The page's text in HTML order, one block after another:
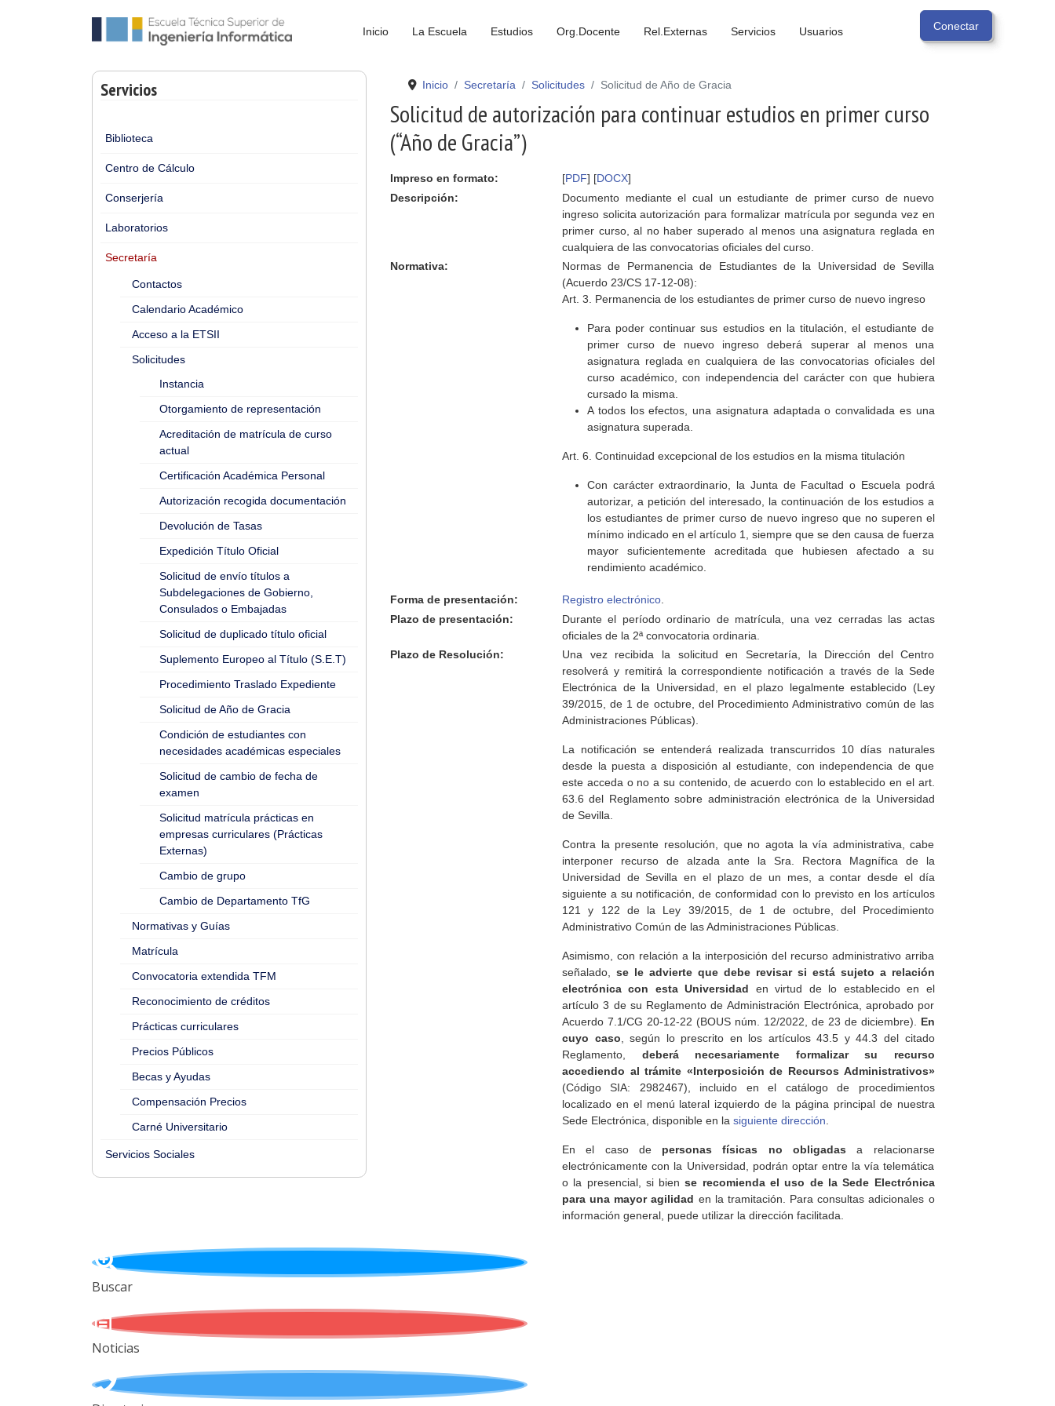
Inicio La Escuela Estudios Org.Docente Rel.Externas Servicios Usuarios
Servicios
Biblioteca
Centro de Cálculo
Conserjería
Laboratorios
Secretaría
Contactos
Calendario Académico
Acceso a la ETSII
Solicitudes
Instancia
Otorgamiento de representación
Acreditación de matrícula de curso
actual
Certificación Académica Personal
Autorización recogida documentación
Devolución de Tasas
Expedición Título Oficial
Solicitud de envío títulos a
Subdelegaciones de Gobierno,
Consulados o Embajadas
Solicitud de duplicado título oficial
Suplemento Europeo al Título (S.E.T)
Procedimiento Traslado Expediente
Solicitud de Año de Gracia
Condición de estudiantes con
necesidades académicas especiales
Solicitud de cambio de fecha de
examen
Solicitud matrícula prácticas en
empresas curriculares (Prácticas
Externas)
Cambio de grupo
Cambio de Departamento TfG
Normativas y Guías
Matrícula
Convocatoria extendida TFM
Reconocimiento de créditos
Prácticas curriculares
Precios Públicos
Becas y Ayudas
Compensación Precios
Carné Universitario
Servicios Sociales
Inicio Secretaría Solicitudes Solicitud de Año de Gracia
Solicitud de autorización para continuar estudios en primer curso
(“Año de Gracia”)
Impreso en formato: [PDF] [DOCX]
Descripción:
Documento mediante el cual un estudiante de primer curso de nuevo
ingreso solicita autorización para formalizar matrícula por segunda vez en
primer curso, al no haber superado al menos una asignatura reglada en
cualquiera de las convocatorias oficiales del curso.
Normativa:
Normas de Permanencia de Estudiantes de la Universidad de Sevilla
(Acuerdo 23/CS 17-12-08):
Art. 3. Permanencia de los estudiantes de primer curso de nuevo ingreso
Para poder continuar sus estudios en la titulación, el estudiante de
primer curso de nuevo ingreso deberá superar al menos una
asignatura reglada en cualquiera de las convocatorias oficiales del
curso académico, con independencia del carácter con que hubiera
cursado la misma.
A todos los efectos, una asignatura adaptada o convalidada es una
asignatura superada.
Art. 6. Continuidad excepcional de los estudios en la misma titulación
Con carácter extraordinario, la Junta de Facultad o Escuela podrá
autorizar, a petición del interesado, la continuación de los estudios a
los estudiantes de primer curso de nuevo ingreso que no superen el
mínimo indicado en el artículo 1, siempre que se den causa de fuerza
mayor suficientemente acreditada que hubiesen afectado a su
rendimiento académico.
Forma de presentación: Registro electrónico
Plazo de presentación:
Durante el período ordinario de matrícula, una vez cerradas las actas
oficiales de la 2ª convocatoria ordinaria.
Plazo de Resolución:
Una vez recibida la solicitud en Secretaría, la Dirección del Centro
resolverá y remitirá la correspondiente notificación a través de la Sede
Electrónica de la Universidad, en el plazo legalmente establecido (Ley
39/2015, de 1 de octubre, del Procedimiento Administrativo común de las
Administraciones Públicas).
La notificación se entenderá realizada transcurridos 10 días naturales
desde la puesta a disposición al estudiante, con independencia de que
este acceda o no a su contenido, de acuerdo con lo establecido en el art.
63.6 del Reglamento sobre administración electrónica de la Universidad
de Sevilla.
Contra la presente resolución, que no agota la vía administrativa, cabe
interponer recurso de alzada ante la Sra. Rectora Magnífica de la
Universidad de Sevilla en el plazo de un mes, a contar desde el día
siguiente a su notificación, de conformidad con lo previsto en los artículos
121 y 122 de la Ley 39/2015, de 1 de octubre, del Procedimiento
Administrativo Común de las Administraciones Públicas.
Asimismo, con relación a la interposición del recurso administrativo arriba
señalado, se le advierte que debe revisar si está sujeto a relación
electrónica con esta Universidad en virtud de lo establecido en el
artículo 3 de su Reglamento de Administración Electrónica, aprobado por
Acuerdo 7.1/CG 20-12-22 (BOUS núm. 12/2022, de 23 de diciembre). En
cuyo caso, según lo prescrito en los artículos 43.5 y 44.3 del citado
Reglamento, deberá necesariamente formalizar su recurso
accediendo al trámite «Interposición de Recursos Administrativos»
(Código SIA: 2982467), incluido en el catálogo de procedimientos
localizado en el menú lateral izquierdo de la página principal de nuestra
Sede Electrónica, disponible en la siguiente dirección.
En el caso de personas físicas no obligadas a relacionarse
electrónicamente con la Universidad, podrán optar entre la vía telemática
o la presencial, si biense recomienda el uso de la Sede Electrónica
para una mayor agilidad en la tramitación. Para consultas adicionales o
información general, puede utilizar la dirección facilitada.
Buscar
Noticias